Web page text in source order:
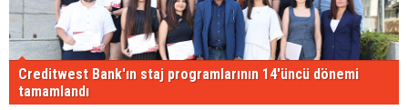
Creditwest Bank'ın staj programlarının 14'üncü dönemi
tamamlandı